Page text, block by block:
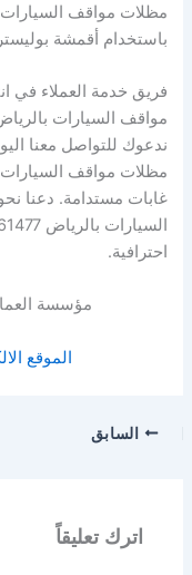
باستخدام أقمشة
فريق خدمة العملاء في
ندعوك للتواصل معنا
غابات مستدامة. دعنا
احترافية.
مؤسسة
الموقع
السابق
اترك تعليقاً